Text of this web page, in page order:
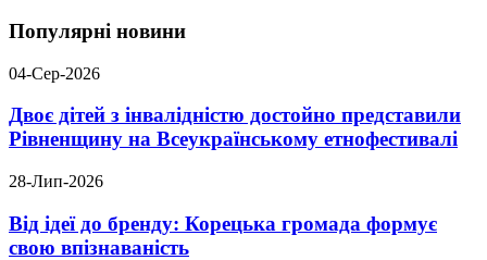
Популярні новини
04-Сер-2026
Двоє дітей з інвалідністю достойно представили
Рівненщину на Всеукраїнському етнофестивалі
28-Лип-2026
Від ідеї до бренду: Корецька громада формує
свою впізнаваність